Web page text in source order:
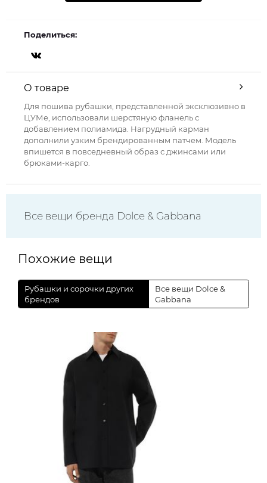
Поделиться:
О товаре
Для пошива рубашки, представленной эксклюзивно в
ЦУМе, использовали шерстяную фланель с
добавлением полиамида. Нагрудный карман
дополнили узким брендированным патчем. Модель
впишется в повседневный образ с джинсами или
брюками-карго.
Все вещи бренда Dolce & Gabbana
Похожие вещи
Рубашки и сорочки других
брендов
Все вещи Dolce &
Gabbana